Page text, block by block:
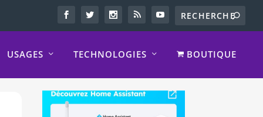
USAGES TECHNOLOGIES BOUTIQUE